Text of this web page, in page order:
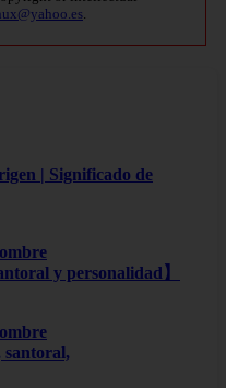
| Significado de
y personalidad】